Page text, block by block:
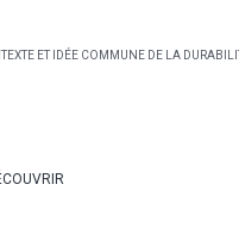
ET IDÉE COMMUNE DE LA